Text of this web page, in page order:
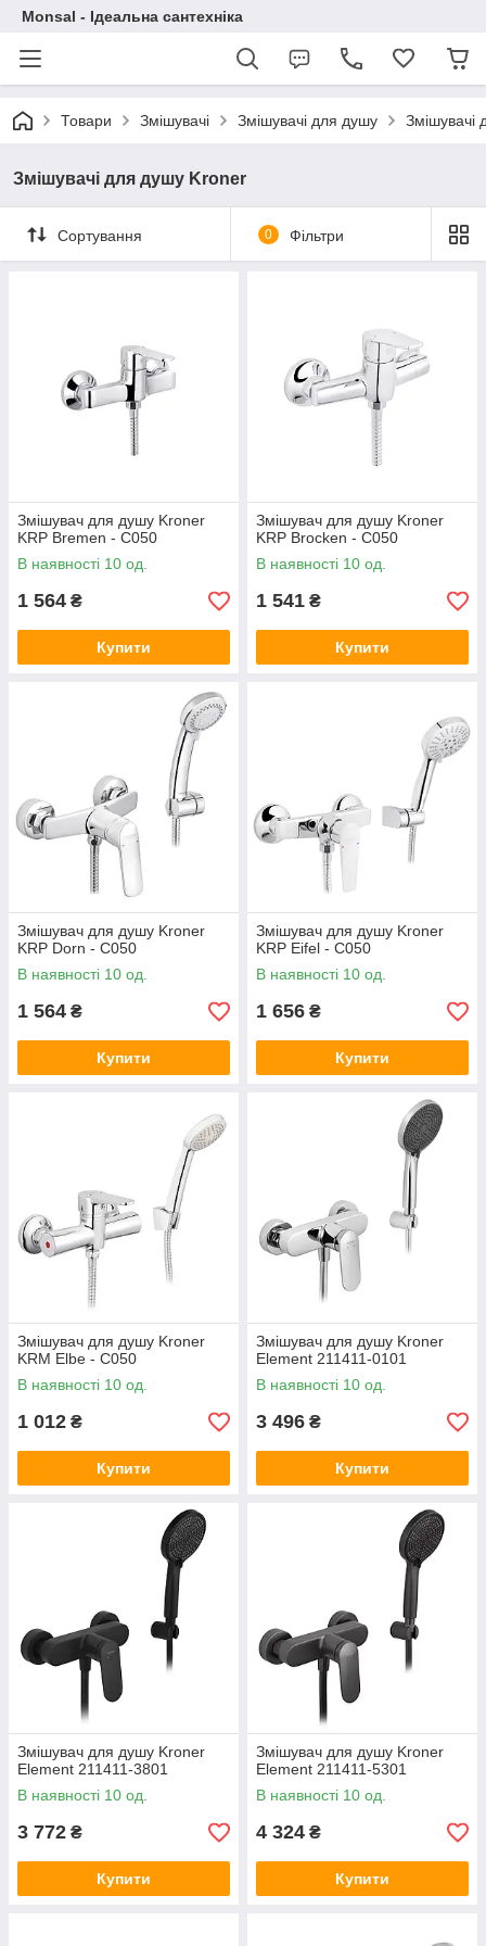
Monsal - Ідеальна сантехніка
Товари Змішувачі Змішувачі для душу Змішувачі
Змішувачі для душу Kroner
Сортування 0 Фільтри
Змішувач для душу Kroner
KRP Bremen - C050
В наявності 10 од.
1 564 ₴
Купити
Змішувач для душу Kroner
KRP Brocken - C050
В наявності 10 од.
1 541 ₴
Купити
Змішувач для душу Kroner
KRP Dorn - C050
В наявності 10 од.
1 564 ₴
Купити
Змішувач для душу Kroner
KRP Eifel - C050
В наявності 10 од.
1 656 ₴
Купити
Змішувач для душу Kroner
KRM Elbe - C050
В наявності 10 од.
1 012 ₴
Купити
Змішувач для душу Kroner
Element 211411-0101
В наявності 10 од.
3 496 ₴
Купити
Змішувач для душу Kroner
Element 211411-3801
В наявності 10 од.
3 772 ₴
Купити
Змішувач для душу Kroner
Element 211411-5301
В наявності 10 од.
4 324 ₴
Купити